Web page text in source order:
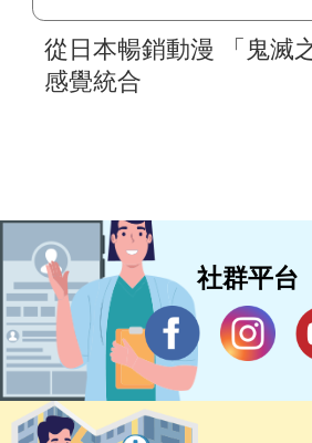
從日本暢銷動漫 「鬼滅
感覺統合
社群平台